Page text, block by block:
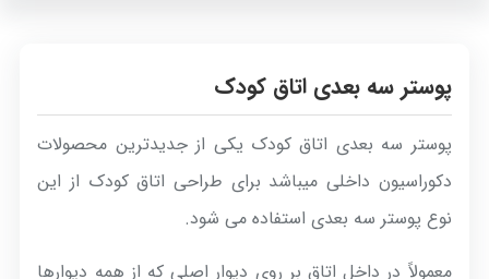
پوستر سه بعدی اتاق کودک
پوستر سه بعدی اتاق کودک یکی از جدیدترین محصولات
دکوراسیون داخلی میباشد برای طراحی اتاق کودک از این
نوع پوستر سه بعدی استفاده می شود.
معمولاً در داخل اتاق بر روی دیوار اصلی که از همه دیوارها